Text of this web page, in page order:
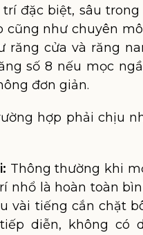
đặc biệt, sâu
cũng như chuyên
răng cửa và răng
số 8 nếu mọc
đơn giản.
hợp phải chịu
Thông thường khi
nhổ là hoàn toàn
vài tiếng cắn chặt
diễn, không có